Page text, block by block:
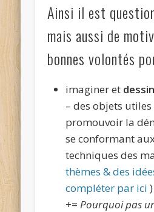
Ainsi il est
mais aussi de
bonnes volontés
imaginer et
– des objets
promouvoir la
se conformant
techniques des
thèmes & des
compléter par ici )
+=Pourquoi pas